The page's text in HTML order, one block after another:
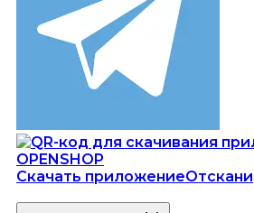
Скачать приложение